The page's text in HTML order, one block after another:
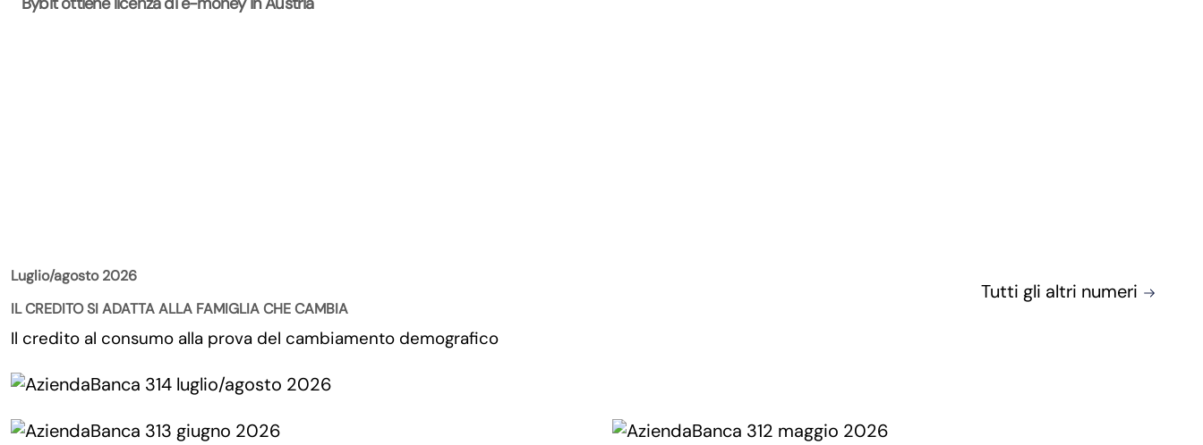
Luglio/agosto 2026
IL CREDITO SI ADATTA ALLA FAMIGLIA CHE CAMBIA
Il credito al consumo alla prova del cambiamento demografico
Tutti gli altri numeri